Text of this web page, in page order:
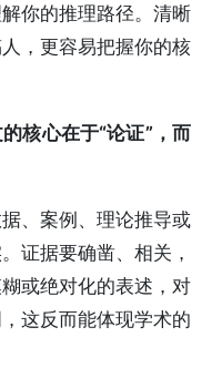
你的推理路径。清晰
，更容易把握你的核
核心在于“论证”，而
、案例、理论推导或
证据要确凿、相关，
或绝对化的表述，对
这反而能体现学术的